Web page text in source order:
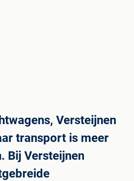
Versteijnen
transport is meer
Bij Versteijnen